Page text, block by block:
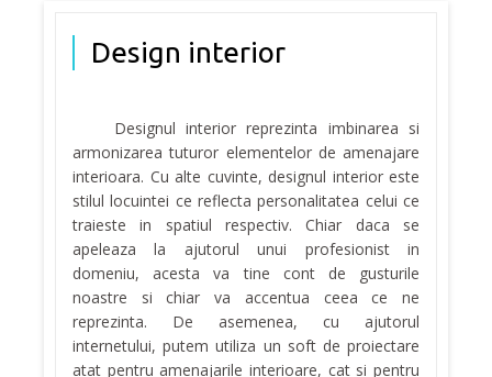
Design interior
Designul interior reprezinta imbinarea si
armonizarea tuturor elementelor de amenajare
interioara. Cu alte cuvinte, designul interior este
stilul locuintei ce reflecta personalitatea celui ce
traieste in spatiul respectiv. Chiar daca se
apeleaza la ajutorul unui profesionist in
domeniu, acesta va tine cont de gusturile
noastre si chiar va accentua ceea ce ne
reprezinta. De asemenea, cu ajutorul
internetului, putem utiliza un soft de proiectare
atat pentru amenajarile interioare, cat si pentru